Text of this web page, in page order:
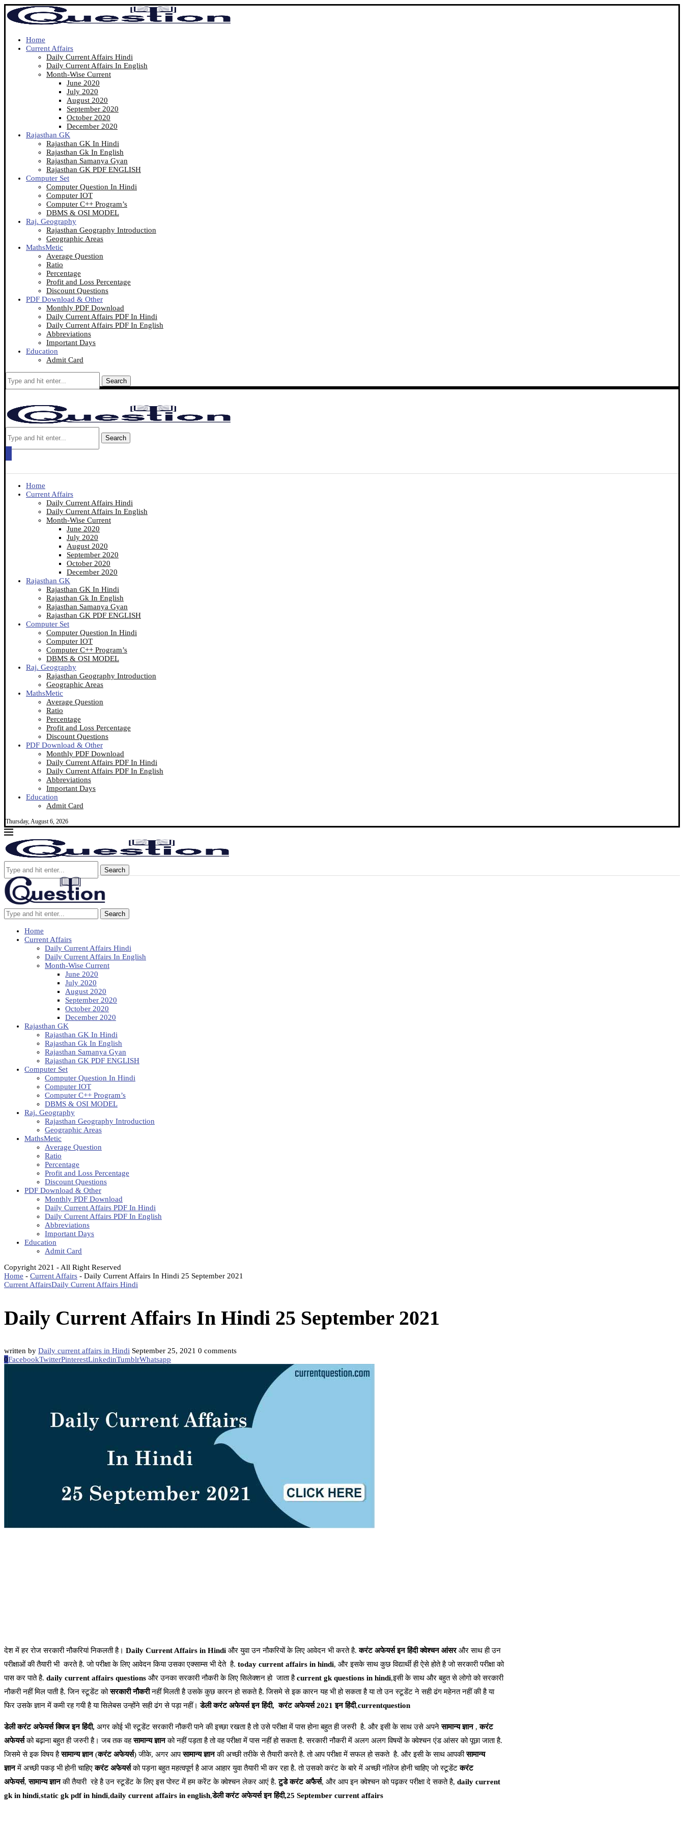
Home
Current Affairs
Daily Current Affairs Hindi
Daily Current Affairs In English
Month-Wise Current
June 2020
July 2020
August 2020
September 2020
October 2020
December 2020
Rajasthan GK
Rajasthan GK In Hindi
Rajasthan Gk In English
Rajasthan Samanya Gyan
Rajasthan GK PDF ENGLISH
Computer Set
Computer Question In Hindi
Computer IOT
Computer C++ Program’s
DBMS & OSI MODEL
Raj. Geography
Rajasthan Geography Introduction
Geographic Areas
MathsMetic
Average Question
Ratio
Percentage
Profit and Loss Percentage
Discount Questions
PDF Download & Other
Monthly PDF Download
Daily Current Affairs PDF In Hindi
Daily Current Affairs PDF In English
Abbreviations
Important Days
Education
Admit Card
Search
Search
Home
Current Affairs
Daily Current Affairs Hindi
Daily Current Affairs In English
Month-Wise Current
June 2020
July 2020
August 2020
September 2020
October 2020
December 2020
Rajasthan GK
Rajasthan GK In Hindi
Rajasthan Gk In English
Rajasthan Samanya Gyan
Rajasthan GK PDF ENGLISH
Computer Set
Computer Question In Hindi
Computer IOT
Computer C++ Program’s
DBMS & OSI MODEL
Raj. Geography
Rajasthan Geography Introduction
Geographic Areas
MathsMetic
Average Question
Ratio
Percentage
Profit and Loss Percentage
Discount Questions
PDF Download & Other
Monthly PDF Download
Daily Current Affairs PDF In Hindi
Daily Current Affairs PDF In English
Abbreviations
Important Days
Education
Admit Card
Thursday, August 6, 2026
Search
Search
Home
Current Affairs
Daily Current Affairs Hindi
Daily Current Affairs In English
Month-Wise Current
June 2020
July 2020
August 2020
September 2020
October 2020
December 2020
Rajasthan GK
Rajasthan GK In Hindi
Rajasthan Gk In English
Rajasthan Samanya Gyan
Rajasthan GK PDF ENGLISH
Computer Set
Computer Question In Hindi
Computer IOT
Computer C++ Program’s
DBMS & OSI MODEL
Raj. Geography
Rajasthan Geography Introduction
Geographic Areas
MathsMetic
Average Question
Ratio
Percentage
Profit and Loss Percentage
Discount Questions
PDF Download & Other
Monthly PDF Download
Daily Current Affairs PDF In Hindi
Daily Current Affairs PDF In English
Abbreviations
Important Days
Education
Admit Card
Copyright 2021 - All Right Reserved
Home - Current Affairs - Daily Current Affairs In Hindi 25 September 2021
Current AffairsDaily Current Affairs Hindi
Daily Current Affairs In Hindi 25 September 2021
written by Daily current affairs in Hindi September 25, 2021 0 comments
0FacebookTwitterPinterestLinkedinTumblrWhatsapp
देश में हर रोज सरकारी नौकरियां निकलती है। Daily Current Affairs in Hindi और युवा उन नौकरियों के लिए आवेदन भी करते है.करंट अफेयर्स इन हिंदी क्वेश्चन आंसरऔर साथ ही उन
परीक्षाओं की तैयारी भी करते है. जो परीक्षा के लिए आवेदन किया उसका एक्साम्स भी देते है. today current affairs in hindi, और इसके साथ कुछ विद्यार्थी ही ऐसे होते है जो सरकारी परीक्षा को
पास कर पाते है. daily current affairs questions और उनका सरकारी नौकरी के लिए सिलेक्शन हो जाता हैcurrent gk questions in hindi,इसी के साथ और बहुत से लोगो को सरकारी
नौकरी नहीं मिल पाती है. जिन स्टूडेंट कोसरकारी नौकरीनहीं मिलती है उसके कुछ कारन हो सकते है. जिसमे से इक कारन यह भी हो सकता है या तो उन स्टूडेंट ने सही ढंग महेनत नहीं की है या
फिर उसके ज्ञान में कमी रह गयी है या सिलेबस उन्होंने सही ढंग से पड़ा नहीं।डेली करंट अफेयर्स इन हिंदी, करंट अफेयर्स 2021 इन हिंदी,currentquestion
डेली करंट अफेयर्स क्विज इन हिंदी, अगर कोई भी स्टूडेंट सरकारी नौकरी पाने की इच्छा रखता है तो उसे परीक्षा में पास होना बहुत ही जरुरी है. और इसी के साथ उसे अपनेसामान्य ज्ञान,करंट
अफेयर्सको बढ़ाना बहुत ही जरुरी है। जब तक वहसामान्य ज्ञानको नहीं पड़ता है तो वह परीक्षा में पास नहीं हो सकता है. सरकारी नौकरी में अलग अलग विषयों के क्वेश्चन एंड आंसर को पूछा जाता है.
जिसमे से इक विषय हैसामान्य ज्ञान(करंट अफेयर्स) जीके, अगर आपसामान्य ज्ञानकी अच्छी तरीके से तैयारी करते है. तो आप परीक्षा में सफल हो सकते है. और इसी के साथ आपकीसामान्य
ज्ञानमें अच्छी पकड़ भी होनी चाहिएकरंट अफेयर्सको पड़ना बहुत महत्वपूर्ण है आज आहार युवा तैयारी भी कर रहा है. तो उसको करंट के बारे में अच्छी नॉलेज होनी चाहिए जो स्टूडेंटकरंट
अफेयर्स,सामान्य ज्ञानकी तैयारी रहे है उन स्टूडेंट के लिए इस पोस्ट में हम करेंट के क्वेश्चन लेकर आएं है.टुडे करंट अफैर्स, और आप इन क्वेश्चन को पढ़कर परीक्षा दे सकते है, daily current
gk in hindi,static gk pdf in hindi,daily current affairs in english,डेली करंट अफेयर्स इन हिंदी,25 September current affairs